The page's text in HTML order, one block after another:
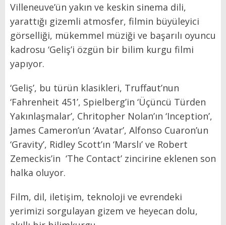
Villeneuve’ün yakın ve keskin sinema dili,
yarattığı gizemli atmosfer, filmin büyüleyici
görselliği, mükemmel müziği ve başarılı oyuncu
kadrosu ‘Geliş’i özgün bir bilim kurgu filmi
yapıyor.
‘Geliş’, bu türün klasikleri, Truffaut’nun
‘Fahrenheit 451’, Spielberg’in ‘Üçüncü Türden
Yakınlaşmalar’, Chritopher Nolan’ın ‘Inception’,
James Cameron’un ‘Avatar’, Alfonso Cuaron’un
‘Gravity’, Ridley Scott’ın ‘Marslı’ ve Robert
Zemeckis’in ‘The Contact’ zincirine eklenen son
halka oluyor.
Film, dil, iletişim, teknoloji ve evrendeki
yerimizi sorgulayan gizem ve heyecan dolu,